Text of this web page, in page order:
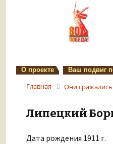
О проекте Ваш подвиг
Главная Они
Липецкий
Дата рождения 1911 г.